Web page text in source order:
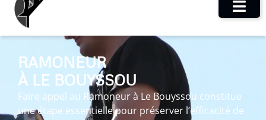
RAMONEUR
À LE BOUYSSOU
Faire appel au Ramoneur à Le Bouyssou constitue
une étape essentielle pour préserver l’efficacité de